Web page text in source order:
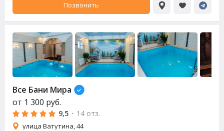
Позвонить
Все Бани Мира
от 1 300 руб.
9,5 · 14 отз.
улица Ватутина, 44